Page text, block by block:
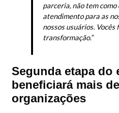
parceria, não tem como
atendimento para as
nossos usuários. Vocês
transformação.”
Segunda etapa do
beneficiará mais
organizações